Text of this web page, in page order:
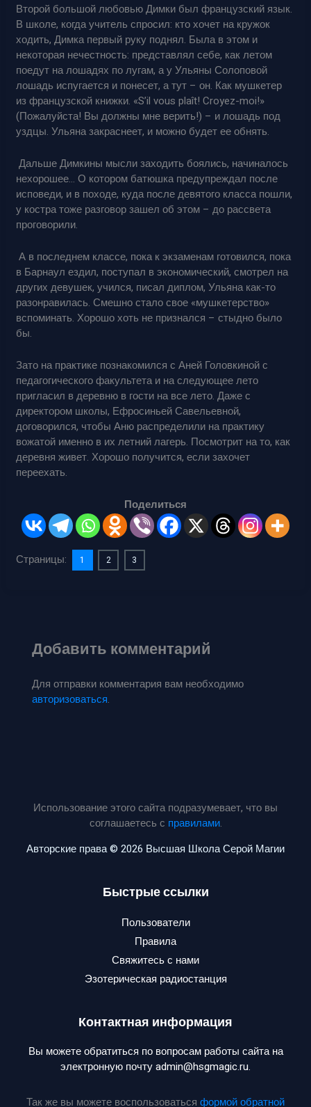
Второй большой любовью Димки был французский язык.
В школе, когда учитель спросил: кто хочет на кружок
ходить, Димка первый руку поднял. Была в этом и
некоторая нечестность: представлял себе, как летом
поедут на лошадях по лугам, а у Ульяны Солоповой
лошадь испугается и понесет, а тут – он. Как мушкетер
из французской книжки. «S’il vous plaît! Croyez-moi!»
(Пожалуйста! Вы должны мне верить!) – и лошадь под
уздцы. Ульяна закраснеет, и можно будет ее обнять.
Дальше Димкины мысли заходить боялись, начиналось
нехорошее… О котором батюшка предупреждал после
исповеди, и в походе, куда после девятого класса пошли,
у костра тоже разговор зашел об этом – до рассвета
проговорили.
А в последнем классе, пока к экзаменам готовился, пока
в Барнаул ездил, поступал в экономический, смотрел на
других девушек, учился, писал диплом, Ульяна как-то
разонравилась. Смешно стало свое «мушкетерство»
вспоминать. Хорошо хоть не признался – стыдно было
бы.
Зато на практике познакомился с Аней Головкиной с
педагогического факультета и на следующее лето
пригласил в деревню в гости на все лето. Даже с
директором школы, Ефросиньей Савельевной,
договорился, чтобы Аню распределили на практику
вожатой именно в их летний лагерь. Посмотрит на то, как
деревня живет. Хорошо получится, если захочет
переехать.
Поделиться
Страницы: 1 2 3
Добавить комментарий
Для отправки комментария вам необходимо
авторизоваться.
Использование этого сайта подразумевает, что вы
соглашаетесь с правилами.
Авторские права © 2026 Высшая Школа Серой Магии
Быстрые ссылки
Пользователи
Правила
Свяжитесь с нами
Эзотерическая радиостанция
Контактная информация
Вы можете обратиться по вопросам работы сайта на
электронную почту admin@hsgmagic.ru.
Так же вы можете воспользоваться формой обратной